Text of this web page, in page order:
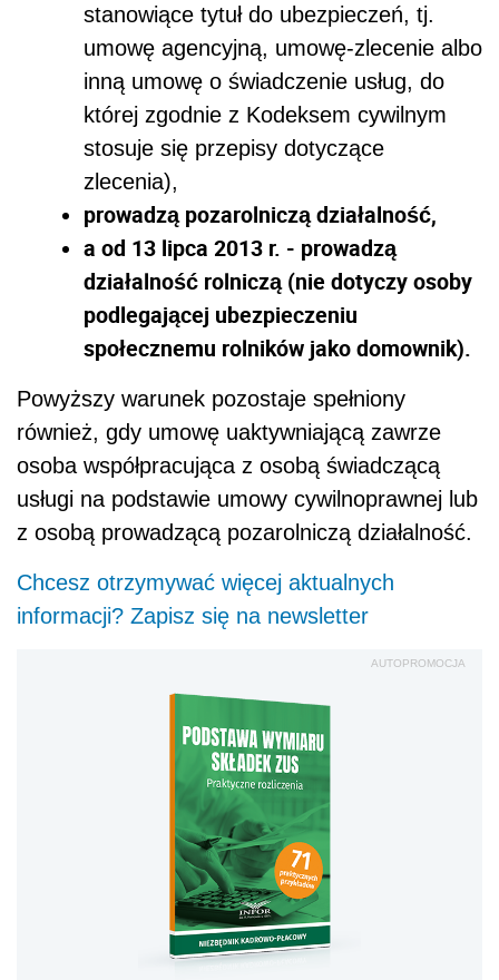
stanowiące tytuł do ubezpieczeń, tj.
umowę agencyjną, umowę-zlecenie albo
inną umowę o świadczenie usług, do
której zgodnie z Kodeksem cywilnym
stosuje się przepisy dotyczące
zlecenia),
prowadzą pozarolniczą działalność,
a od 13 lipca 2013 r. - prowadzą
działalność rolniczą (nie dotyczy osoby
podlegającej ubezpieczeniu
społecznemu rolników jako domownik).
Powyższy warunek pozostaje spełniony
również, gdy umowę uaktywniającą zawrze
osoba współpracująca z osobą świadczącą
usługi na podstawie umowy cywilnoprawnej lub
z osobą prowadzącą pozarolniczą działalność.
Chcesz otrzymywać więcej aktualnych
informacji? Zapisz się na newsletter
AUTOPROMOCJA